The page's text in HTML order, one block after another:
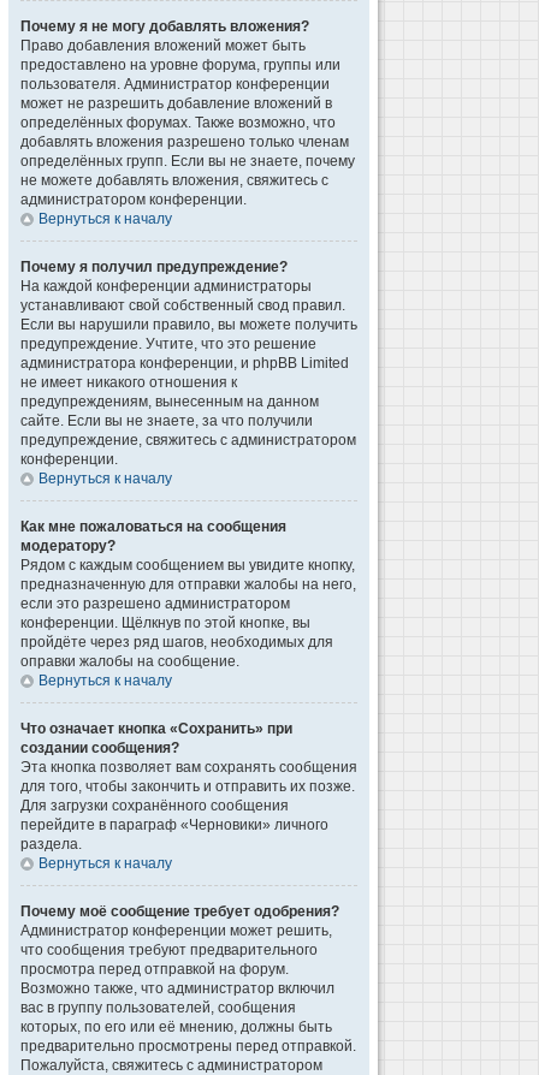
Почему я не могу добавлять вложения?
Право добавления вложений может быть
предоставлено на уровне форума, группы или
пользователя. Администратор конференции
может не разрешить добавление вложений в
определённых форумах. Также возможно, что
добавлять вложения разрешено только членам
определённых групп. Если вы не знаете, почему
не можете добавлять вложения, свяжитесь с
администратором конференции.
Вернуться к началу
Почему я получил предупреждение?
На каждой конференции администраторы
устанавливают свой собственный свод правил.
Если вы нарушили правило, вы можете получить
предупреждение. Учтите, что это решение
администратора конференции, и phpBB Limited
не имеет никакого отношения к
предупреждениям, вынесенным на данном
сайте. Если вы не знаете, за что получили
предупреждение, свяжитесь с администратором
конференции.
Вернуться к началу
Как мне пожаловаться на сообщения
модератору?
Рядом с каждым сообщением вы увидите кнопку,
предназначенную для отправки жалобы на него,
если это разрешено администратором
конференции. Щёлкнув по этой кнопке, вы
пройдёте через ряд шагов, необходимых для
оправки жалобы на сообщение.
Вернуться к началу
Что означает кнопка «Сохранить» при
создании сообщения?
Эта кнопка позволяет вам сохранять сообщения
для того, чтобы закончить и отправить их позже.
Для загрузки сохранённого сообщения
перейдите в параграф «Черновики» личного
раздела.
Вернуться к началу
Почему моё сообщение требует одобрения?
Администратор конференции может решить,
что сообщения требуют предварительного
просмотра перед отправкой на форум.
Возможно также, что администратор включил
вас в группу пользователей, сообщения
которых, по его или её мнению, должны быть
предварительно просмотрены перед отправкой.
Пожалуйста, свяжитесь с администратором